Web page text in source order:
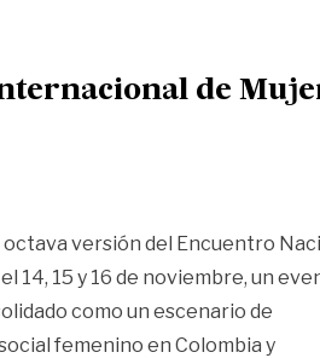
de
versión del Encuentro
14, 15 y 16 de noviembre, un
como un escenario de
femenino en Colombia y